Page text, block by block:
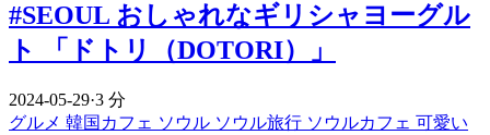
#SEOUL おしゃれなギリシャヨーグル
ト 「ドトリ（DOTORI）」
2024-05-29·3 分
グルメ 韓国カフェ ソウル ソウル旅行 ソウルカフェ 可愛い